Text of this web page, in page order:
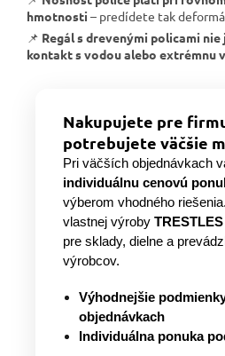
hmotnosti – predídete tak
📌 Regál s drevenými policami
kontakt s vodou alebo extrémnu
Nakupujete pre
potrebujete väčšie
Pri väčších objednávkach
individuálnu cenovú
výberom vhodného
vlastnej výroby TRESTLES
pre sklady, dielne a
výrobcov.
Výhodnejšie
objednávkach
Individuálna ponuka